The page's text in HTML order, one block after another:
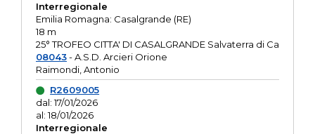
Interregionale
Emilia Romagna: Casalgrande (RE)
18 m
25° TROFEO CITTA' DI CASALGRANDE Salvaterra di Ca
08043- A.S.D. Arcieri Orione
Raimondi, Antonio
R2609005
dal: 17/01/2026
al: 18/01/2026
Interregionale